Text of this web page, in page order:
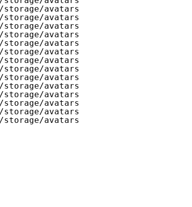
storage/avatars
storage/avatars
storage/avatars
storage/avatars
storage/avatars
storage/avatars
storage/avatars
storage/avatars
storage/avatars
storage/avatars
storage/avatars
storage/avatars
storage/avatars
storage/avatars